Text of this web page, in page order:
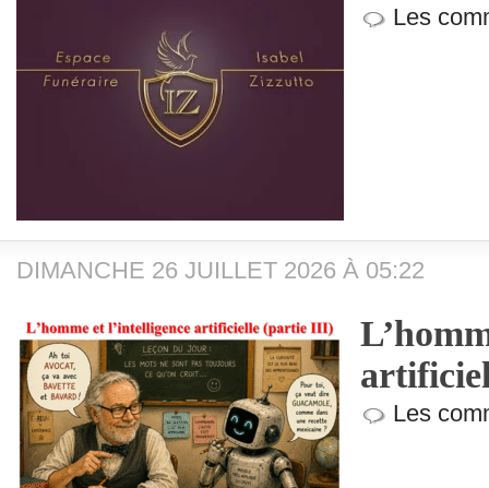
Les
DIMANCHE 26 JUILLET 2026 À 05:22
Les